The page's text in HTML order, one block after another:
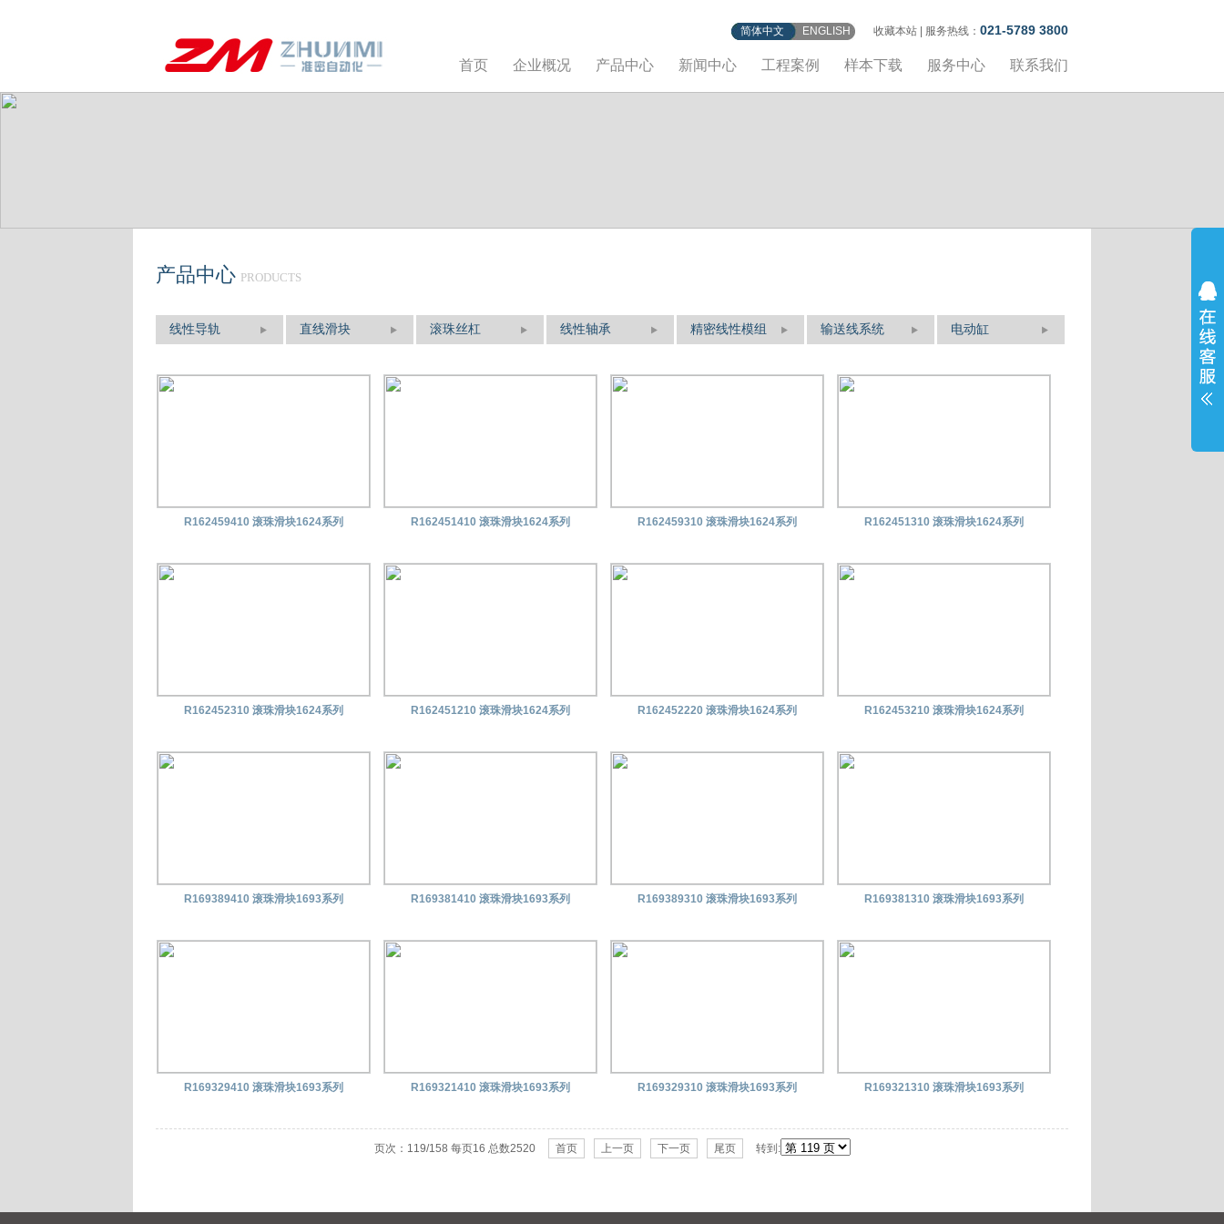
简体中文 ENGLISH 收藏本站 | 服务热线： 021-5789 3800
首页 企业概况 产品中心 新闻中心 工程案例 样本下载 服务中心 联系我们
产品中心 PRODUCTS
线性导轨 直线滑块 滚珠丝杠 线性轴承 精密线性模组 输送线系统 电动缸
R162459410 滚珠滑块1624系列 R162451410 滚珠滑块1624系列 R162459310 滚珠滑块1624系列 R162451310 滚珠滑块1624系列
R162452310 滚珠滑块1624系列 R162451210 滚珠滑块1624系列 R162452220 滚珠滑块1624系列 R162453210 滚珠滑块1624系列
R169389410 滚珠滑块1693系列 R169381410 滚珠滑块1693系列 R169389310 滚珠滑块1693系列 R169381310 滚珠滑块1693系列
R169329410 滚珠滑块1693系列 R169321410 滚珠滑块1693系列 R169329310 滚珠滑块1693系列 R169321310 滚珠滑块1693系列
页次：119/158 每页16 总数2520 首页 上一页 下一页 尾页 转到: